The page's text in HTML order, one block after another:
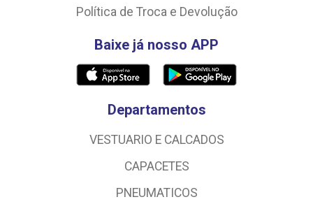
Política de Troca e Devolução
Baixe já nosso APP
Departamentos
VESTUARIO E CALCADOS
CAPACETES
PNEUMATICOS